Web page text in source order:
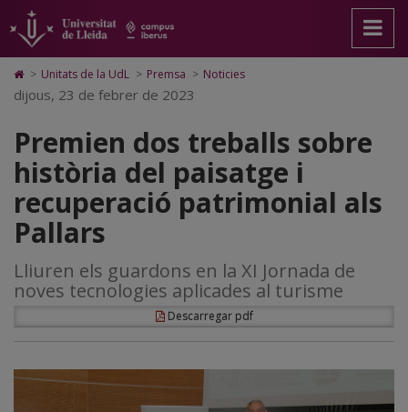
Premien
dos
treballs
sobre
història
del
paisatge
recuperació
patrimonial
Pallars
pàgina
principal.
Universitat
Lleida
contingut
principal
Mapa
Web.
Universitat
Cerca
Accessibilitat.
Universitat
Lleida
Icono
de
Home
ir
a
la
página
de
inicio
> Unitats de la UdL > Premsa > Noticies
dijous, 23 de febrer de 2023
Premien dos treballs sobre
història del paisatge i
recuperació patrimonial als
Pallars
Lliuren els guardons en la XI Jornada de
noves tecnologies aplicades al turisme
Descarregar pdf